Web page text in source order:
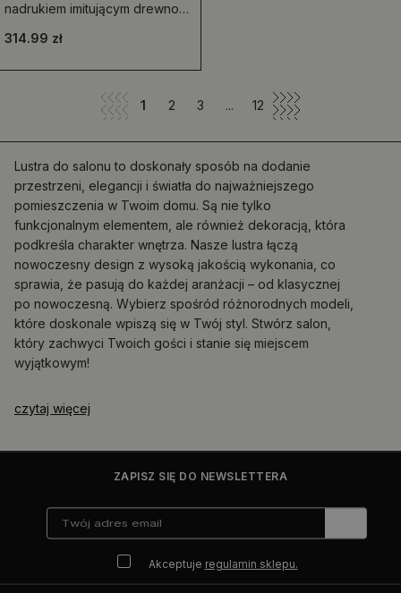
nadrukiem imitującym drewno
314.99 zł
1 2 3 ... 12
Lustra do salonu to doskonały sposób na dodanie
przestrzeni, elegancji i światła do najważniejszego
pomieszczenia w Twoim domu. Są nie tylko
funkcjonalnym elementem, ale również dekoracją, która
podkreśla charakter wnętrza. Nasze lustra łączą
nowoczesny design z wysoką jakością wykonania, co
sprawia, że pasują do każdej aranżacji – od klasycznej
po nowoczesną. Wybierz spośród różnorodnych modeli,
które doskonale wpiszą się w Twój styl. Stwórz salon,
który zachwyci Twoich gości i stanie się miejscem
wyjątkowym!
czytaj więcej
ZAPISZ SIĘ DO NEWSLETTERA
Akceptuje regulamin sklepu.